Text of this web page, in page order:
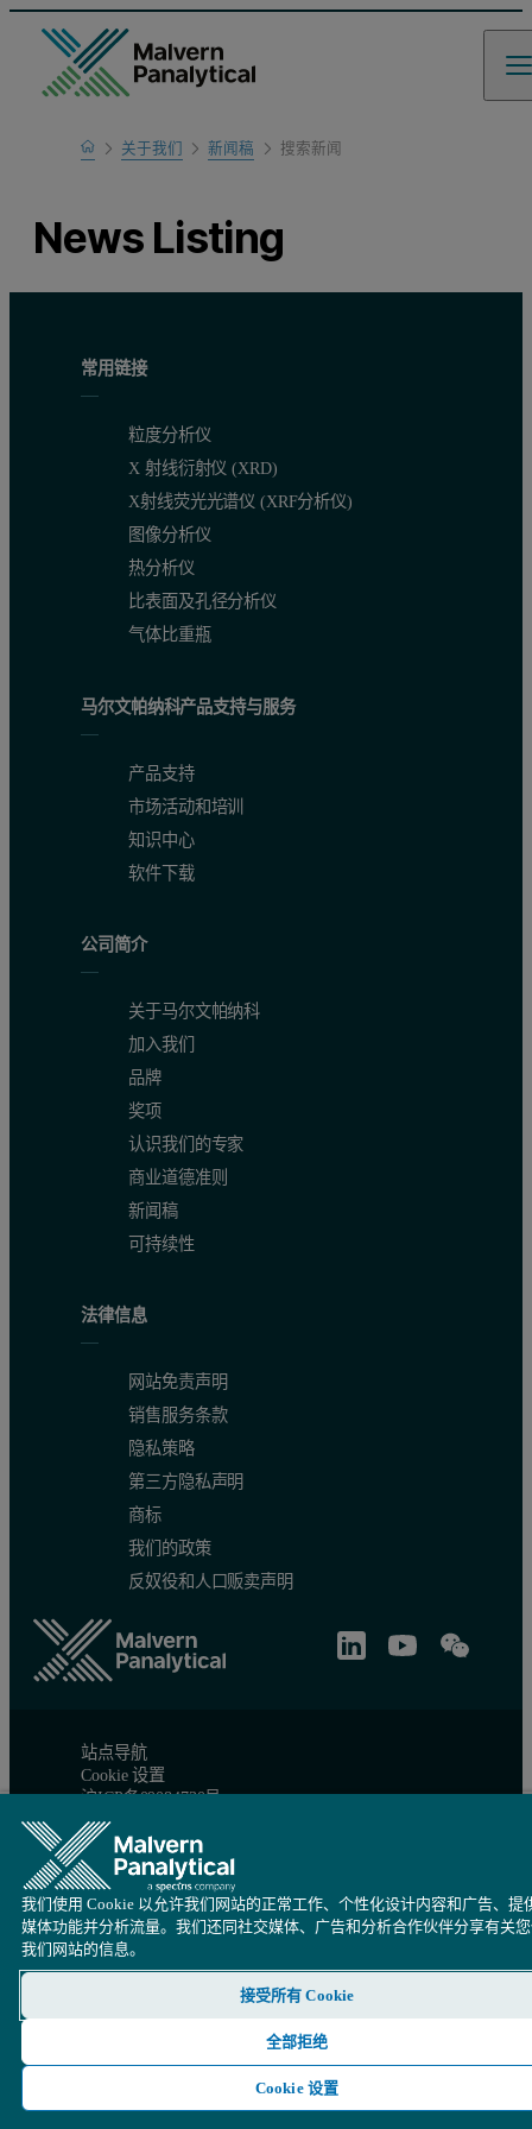
Home关于我们 新闻稿 搜索新闻
News Listing
常用链接
粒度分析仪
X 射线衍射仪 (XRD)
X射线荧光光谱仪 (XRF分析仪)
图像分析仪
热分析仪
比表面及孔径分析仪
气体比重瓶
马尔文帕纳科产品支持与服务
产品支持
市场活动和培训
知识中心
软件下载
公司简介
关于马尔文帕纳科
加入我们
品牌
奖项
认识我们的专家
商业道德准则
新闻稿
可持续性
法律信息
网站免责声明
销售服务条款
隐私策略
第三方隐私声明
商标
我们的政策
反奴役和人口贩卖声明
站点导航
Cookie 设置
沪ICP备09084730号
沪公网安备 31010402005488号
© 版权所有 2026 - Malvern Panalytical Ltd 是一家
我们使用 Cookie 以允许我们网站的正常工作、个性化设计内容和广告、提
媒体功能并分析流量。我们还同社交媒体、广告和分析合作伙伴分享有关
我们网站的信息。
接受所有 Cookie
全部拒绝
Cookie 设置